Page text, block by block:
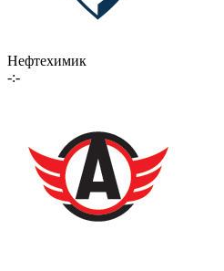
Нефтехимик
-:-